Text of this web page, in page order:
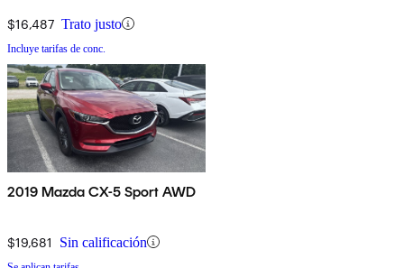
$16,487 Trato justo
Incluye tarifas de conc.
2019 Mazda CX-5 Sport AWD
$19,681 Sin calificación